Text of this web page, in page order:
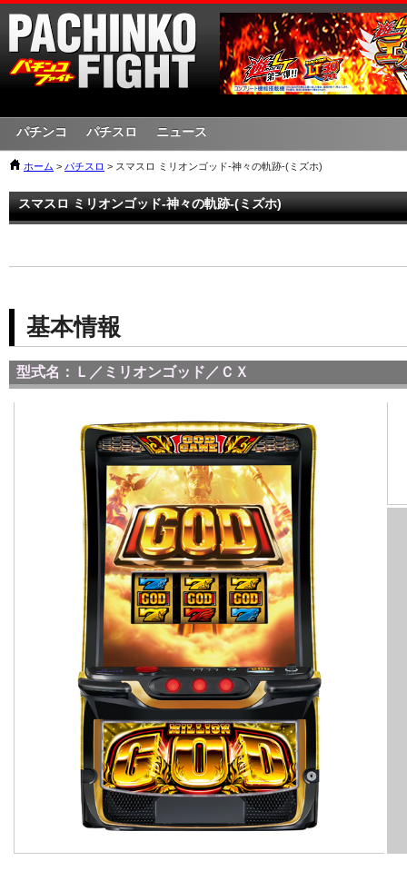
パチンコ パチスロ ニュース
ホーム > パチスロ > スマスロ ミリオンゴッド-神々の軌跡-(ミズホ)
スマスロ ミリオンゴッド-神々の軌跡-(ミズホ)
基本情報
型式名：Ｌ／ミリオンゴッド／ＣＸ